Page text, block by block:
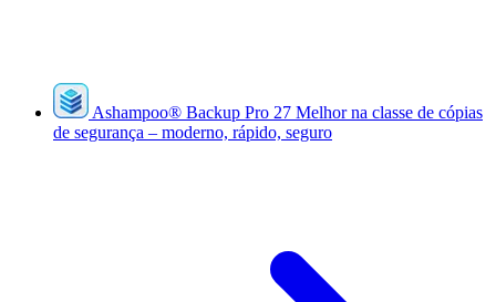
Ashampoo® Backup Pro 27 Melhor na classe de cópias
de segurança – moderno, rápido, seguro